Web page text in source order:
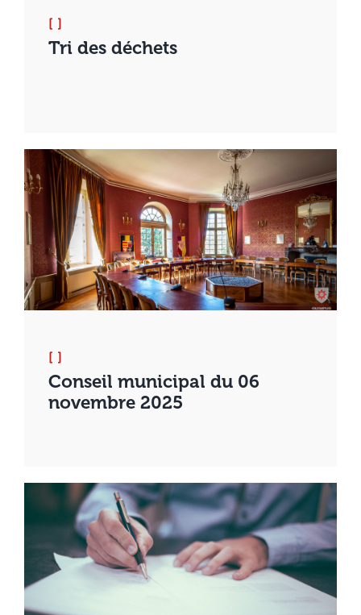
[ ]
Tri des déchets
[ ]
Conseil municipal du 06
novembre 2025